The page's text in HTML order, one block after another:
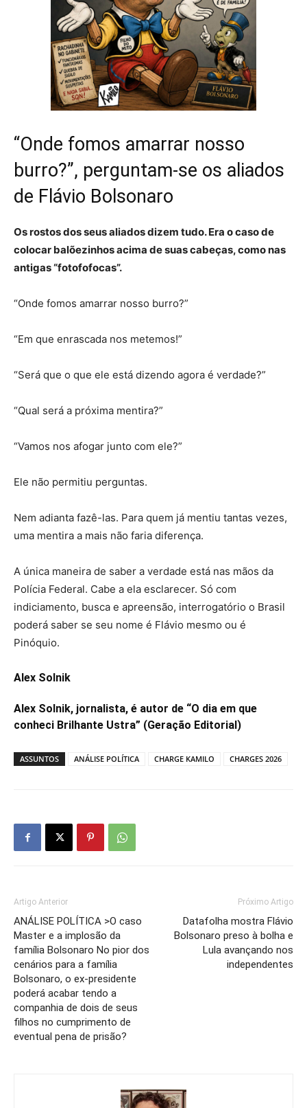
“Onde fomos amarrar nosso
burro?”, perguntam-se os aliados
de Flávio Bolsonaro
Os rostos dos seus aliados dizem tudo. Era o caso de
colocar balõezinhos acima de suas cabeças, como nas
antigas “fotofofocas”.
“Onde fomos amarrar nosso burro?”
“Em que enrascada nos metemos!”
“Será que o que ele está dizendo agora é verdade?”
“Qual será a próxima mentira?”
“Vamos nos afogar junto com ele?”
Ele não permitiu perguntas.
Nem adianta fazê-las. Para quem já mentiu tantas vezes,
uma mentira a mais não faria diferença.
A única maneira de saber a verdade está nas mãos da
Polícia Federal. Cabe a ela esclarecer. Só com
indiciamento, busca e apreensão, interrogatório o Brasil
poderá saber se seu nome é Flávio mesmo ou é
Pinóquio.
Alex Solnik
Alex Solnik, jornalista, é autor de “O dia em que
conheci Brilhante Ustra” (Geração Editorial)
ASSUNTOS ANÁLISE POLÍTICA CHARGE KAMILO CHARGES 2026
Artigo Anterior
ANÁLISE POLÍTICA >O caso
Master e a implosão da
família Bolsonaro No pior dos
cenários para a família
Bolsonaro, o ex-presidente
poderá acabar tendo a
companhia de dois de seus
filhos no cumprimento de
eventual pena de prisão?
Próximo Artigo
Datafolha mostra Flávio
Bolsonaro preso à bolha e
Lula avançando nos
independentes